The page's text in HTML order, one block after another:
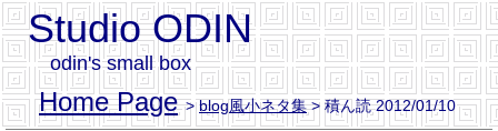
Studio ODIN
odin's small box
Home Page >blog風小ネタ集> 積ん読 2012/01/10